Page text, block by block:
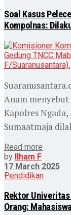
Soal Kasus
Kompolnas:
Anam menyebut
Kapolres
Sumaatmaja
Read more
by Ilham F
17 March 2025
Pendidikan
Rektor Univeritas
Orang: